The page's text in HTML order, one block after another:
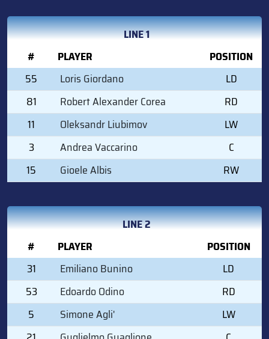
LINE 1
#
PLAYER
POSITION
55
Loris Giordano
LD
81
Robert Alexander Corea
RD
11
Oleksandr Liubimov
LW
3
Andrea Vaccarino
C
15
Gioele Albis RW
LINE 2
#
PLAYER
POSITION
31
Emiliano Bunino
LD
53
Edoardo Odino
RD
5
Simone Agli'
LW